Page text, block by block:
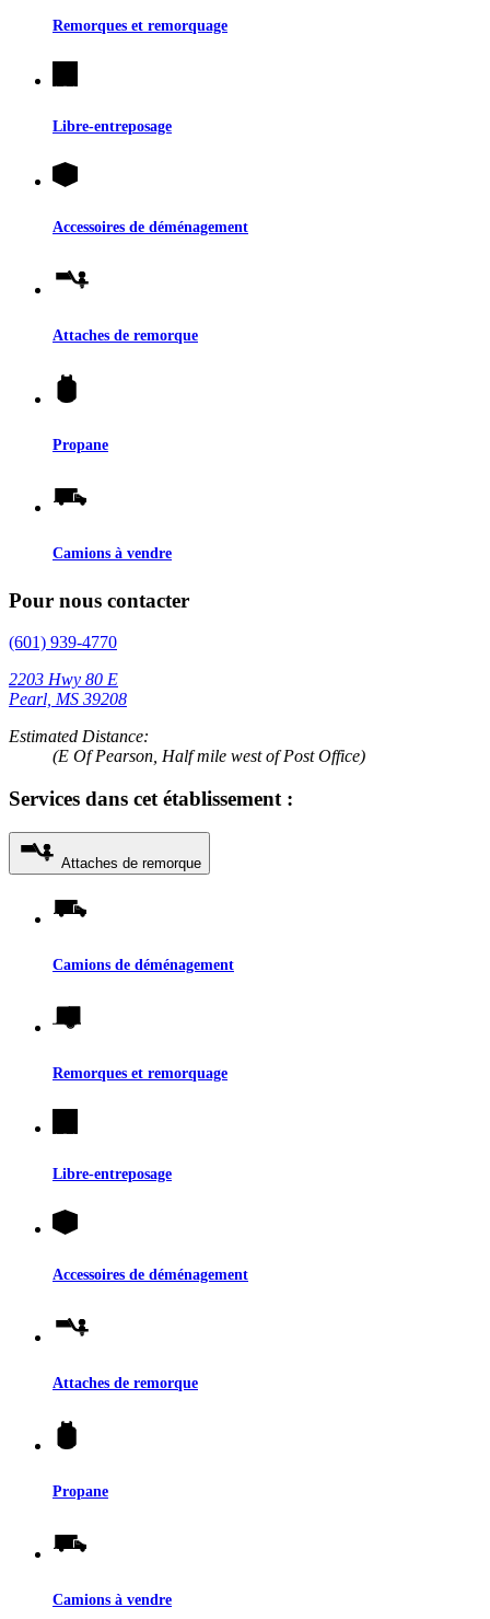
Remorques et remorquage
Libre-entreposage
Accessoires de déménagement
Attaches de remorque
Propane
Camions à vendre
Pour nous contacter
(601) 939-4770
2203 Hwy 80 E
Pearl, MS 39208
Estimated Distance:
(E Of Pearson, Half mile west of Post Office)
Services dans cet établissement :
Attaches de remorque
Camions de déménagement
Remorques et remorquage
Libre-entreposage
Accessoires de déménagement
Attaches de remorque
Propane
Camions à vendre